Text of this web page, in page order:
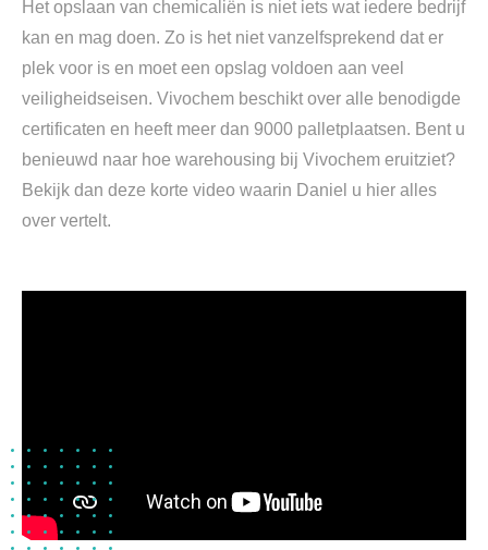
Het opslaan van chemicaliën is niet iets wat iedere bedrijf
kan en mag doen. Zo is het niet vanzelfsprekend dat er
plek voor is en moet een opslag voldoen aan veel
veiligheidseisen. Vivochem beschikt over alle benodigde
certificaten en heeft meer dan 9000 palletplaatsen. Bent u
benieuwd naar hoe warehousing bij Vivochem eruitziet?
Bekijk dan deze korte video waarin Daniel u hier alles
over vertelt.